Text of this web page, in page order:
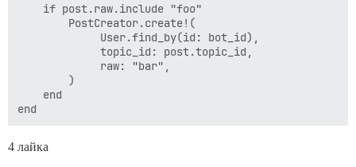
    if post.raw.include "foo"
        PostCreator.create!(
             User.find_by(id: bot_id),
             topic_id: post.topic_id,
             raw: "bar",
        )
    end
4 лайка